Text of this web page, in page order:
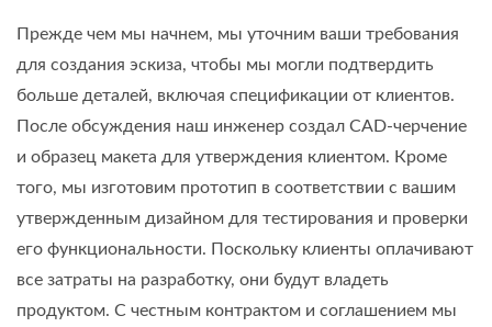
Прежде чем мы начнем, мы уточним ваши требования
для создания эскиза, чтобы мы могли подтвердить
больше деталей, включая спецификации от клиентов.
После обсуждения наш инженер создал CAD-черчение
и образец макета для утверждения клиентом. Кроме
того, мы изготовим прототип в соответствии с вашим
утвержденным дизайном для тестирования и проверки
его функциональности. Поскольку клиенты оплачивают
все затраты на разработку, они будут владеть
продуктом. С честным контрактом и соглашением мы